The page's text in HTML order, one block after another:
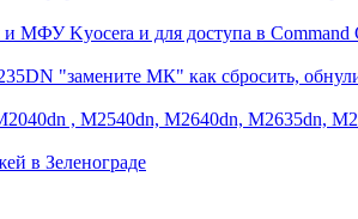
МФУ Kyocera и для доступа в Command
"замените МК" как сбросить,
, M2540dn, M2640dn, M2635dn,
в Зеленограде